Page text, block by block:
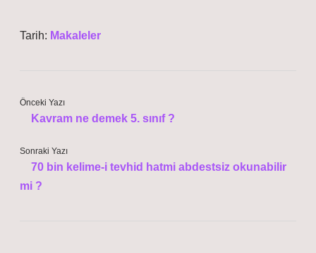
Tarih: Makaleler
Önceki Yazı
Kavram ne demek 5. sınıf ?
Sonraki Yazı
70 bin kelime-i tevhid hatmi abdestsiz okunabilir
mi ?